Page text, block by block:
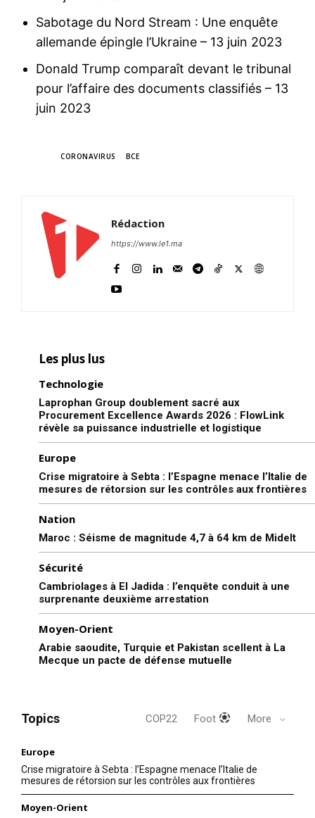
Sabotage du Nord Stream : Une enquête
allemande épingle l’Ukraine – 13 juin 2023
Donald Trump comparaît devant le tribunal
pour l’affaire des documents classifiés – 13
juin 2023
CORONAVIRUS BCE
Rédaction
https://www.le1.ma
Les plus lus
Technologie
Laprophan Group doublement sacré aux
Procurement Excellence Awards 2026 : FlowLink
révèle sa puissance industrielle et logistique
Europe
Crise migratoire à Sebta : l’Espagne menace l’Italie de
mesures de rétorsion sur les contrôles aux frontières
Nation
Maroc : Séisme de magnitude 4,7 à 64 km de Midelt
Sécurité
Cambriolages à El Jadida : l’enquête conduit à une
surprenante deuxième arrestation
Moyen-Orient
Arabie saoudite, Turquie et Pakistan scellent à La
Mecque un pacte de défense mutuelle
Topics COP22 Foot More
Europe
Crise migratoire à Sebta : l’Espagne menace l’Italie de
mesures de rétorsion sur les contrôles aux frontières
Moyen-Orient